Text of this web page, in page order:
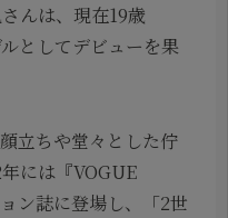
んは、現在19歳
としてデビューを果
立ちや堂々とした佇
には『VOGUE
ン誌に登場し、「2世